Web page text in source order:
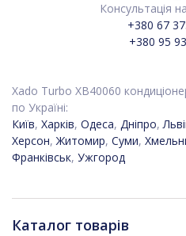
Консультація
+380 67
+380 95
Xado Turbo XB40060
по Україні:
Київ, Харків, Одеса, Дніпро,
Херсон,Житомир, Суми,
Франківськ, Ужгород
Каталог товарів